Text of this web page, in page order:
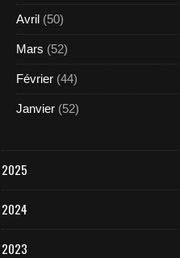
Avril (50)
Mars (52)
Février (44)
Janvier (52)
2025
2024
2023